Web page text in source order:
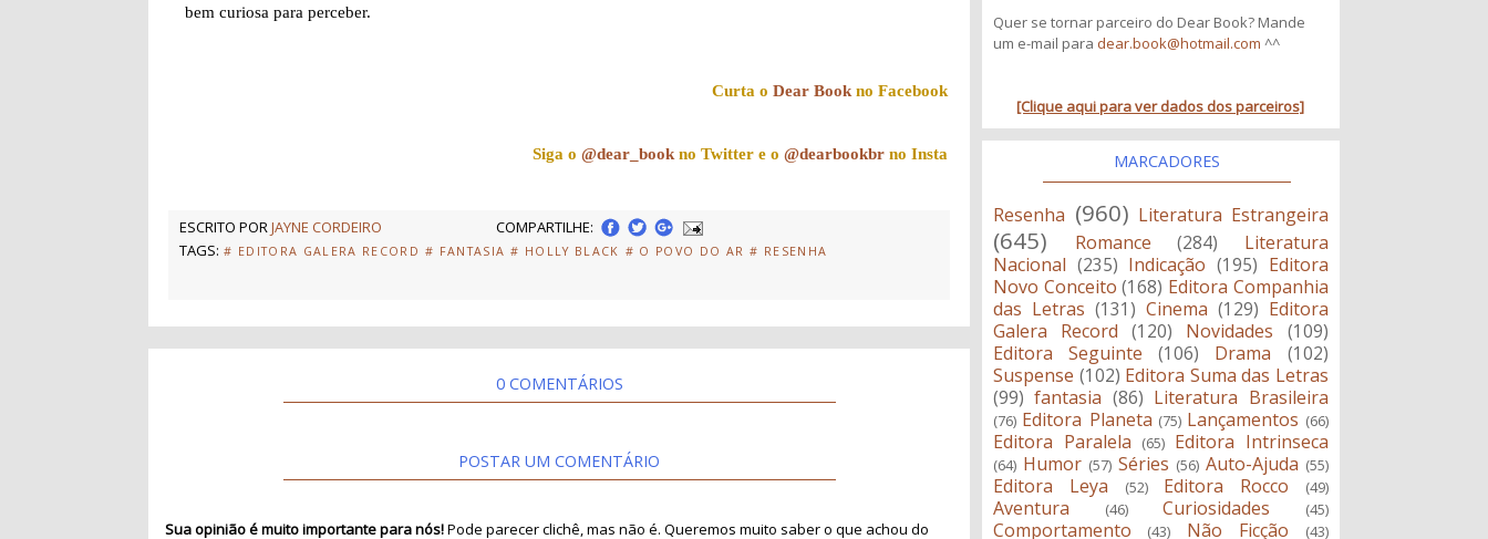
bem curiosa para perceber.
Curta oDear Book no Facebook
Siga o@dear_book no Twitter e o@dearbookbr no Insta
ESCRITO PORJAYNE CORDEIRO
COMPARTILHE:
TAGS: # EDITORA GALERA RECORD # FANTASIA # HOLLY BLACK # O POVO DO AR # RESENHA
0 COMENTÁRIOS
POSTAR UM COMENTÁRIO
Sua opinião é muito importante para nós!Pode parecer clichê, mas não é. Queremos muito saber o que achou do
Quer se tornar parceiro do Dear Book? Mande
um e-mail para dear.book@hotmail.com ^^
[Clique aqui para ver dados dos parceiros]
MARCADORES
Resenha (960) Literatura Estrangeira
(645) Romance (284)
Literatura
Nacional (235) Indicação (195) Editora
Novo Conceito (168) Editora Companhia
das Letras (131) Cinema (129) Editora
Galera Record
(120) Novidades
(109)
Editora Seguinte
(106) Drama
(102)
Suspense (102) Editora Suma das Letras
(99) fantasia (86) Literatura Brasileira
(76) Editora Planeta (75) Lançamentos (66)
Editora Paralela (65) Editora Intrinseca
(64) Humor (57) Séries (56) Auto-Ajuda (55)
Editora Leya (52) Editora Rocco (49)
Aventura (46) Curiosidades (45)
Comportamento (43) Não Ficção (43)